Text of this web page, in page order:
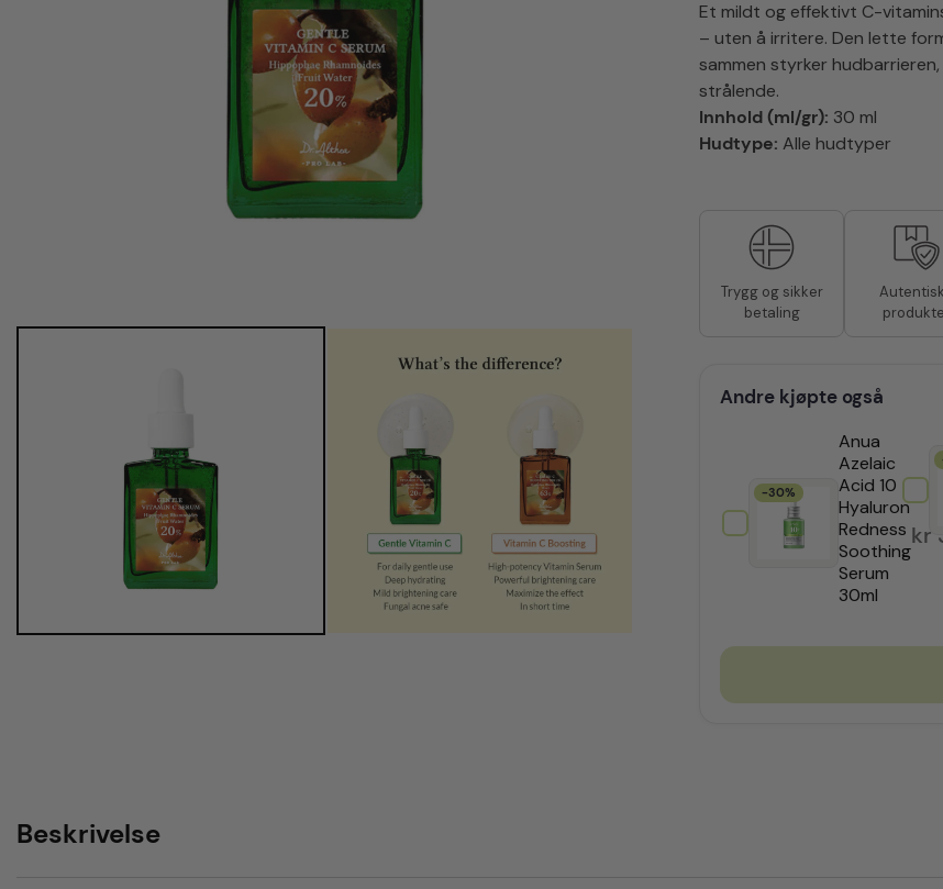
Et mildt og effektivt C-
– uten å irritere. Den lette
sammen styrker
strålende.
Innhold (ml/gr): 30 ml
Hudtype:Alle hudtyper
Trygg og sikker
betaling
Andre kjøpte også
-30%
Anua
Azelaic
Acid 10
Hyaluron
Redness
Soothing
Serum
30ml
kr
Beskrivelse